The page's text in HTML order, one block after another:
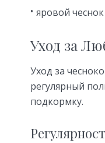
яровой чеснок
Уход за
Уход за
регулярный
подкормку.